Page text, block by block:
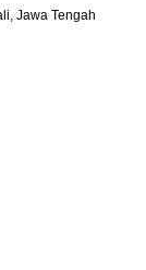
Jawa Tengah